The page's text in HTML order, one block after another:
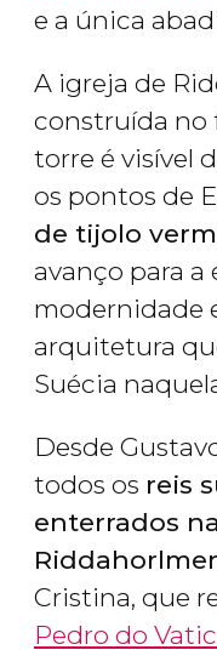
e a única
A igreja de
construída no
torre é visível
os pontos de
de tijolo
avanço para a
modernidade
arquitetura
Suécia
Desde
todos os reis
enterrados
Cristina, que
Pedro do